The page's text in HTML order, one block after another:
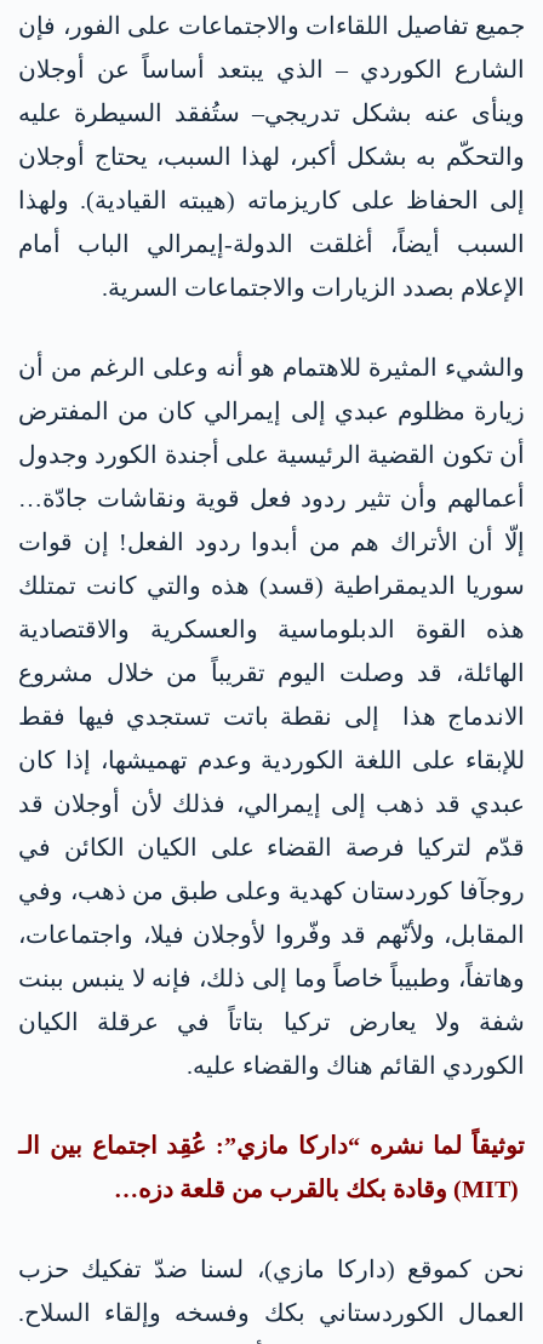
جميع تفاصيل اللقاءات والاجتماعات على الفور، فإن
الشارع الكوردي – الذي يبتعد أساساً عن أوجلان
وينأى عنه بشكل تدريجي– ستُفقد السيطرة عليه
والتحكّم به بشكل أكبر، لهذا السبب، يحتاج أوجلان
إلى الحفاظ على كاريزماته (هيبته القيادية). ولهذا
السبب أيضاً، أغلقت الدولة-إيمرالي الباب أمام
الإعلام بصدد الزيارات والاجتماعات السرية.
والشيء المثيرة للاهتمام هو أنه وعلى الرغم من أن
زيارة مظلوم عبدي إلى إيمرالي كان من المفترض
أن تكون القضية الرئيسية على أجندة الكورد وجدول
أعمالهم وأن تثير ردود فعل قوية ونقاشات جادّة…
إلّا أن الأتراك هم من أبدوا ردود الفعل! إن قوات
سوريا الديمقراطية (قسد) هذه والتي كانت تمتلك
هذه القوة الدبلوماسية والعسكرية والاقتصادية
الهائلة، قد وصلت اليوم تقريباً من خلال مشروع
الاندماج هذا إلى نقطة باتت تستجدي فيها فقط
للإبقاء على اللغة الكوردية وعدم تهميشها، إذا كان
عبدي قد ذهب إلى إيمرالي، فذلك لأن أوجلان قد
قدّم لتركيا فرصة القضاء على الكيان الكائن في
روجآفا كوردستان كهدية وعلى طبق من ذهب، وفي
المقابل، ولأنّهم قد وفّروا لأوجلان فيلا، واجتماعات،
وهاتفاً، وطبيباً خاصاً وما إلى ذلك، فإنه لا ينبس ببنت
شفة ولا يعارض تركيا بتاتاً في عرقلة الكيان
الكوردي القائم هناك والقضاء عليه.
توثيقاً لما نشره “داركا مازي”: عُقِد اجتماع بين الـ
(MIT) وقادة بكك بالقرب من قلعة دزه…
نحن كموقع (داركا مازي)، لسنا ضدّ تفكيك حزب
العمال الكوردستاني بكك وفسخه وإلقاء السلاح.